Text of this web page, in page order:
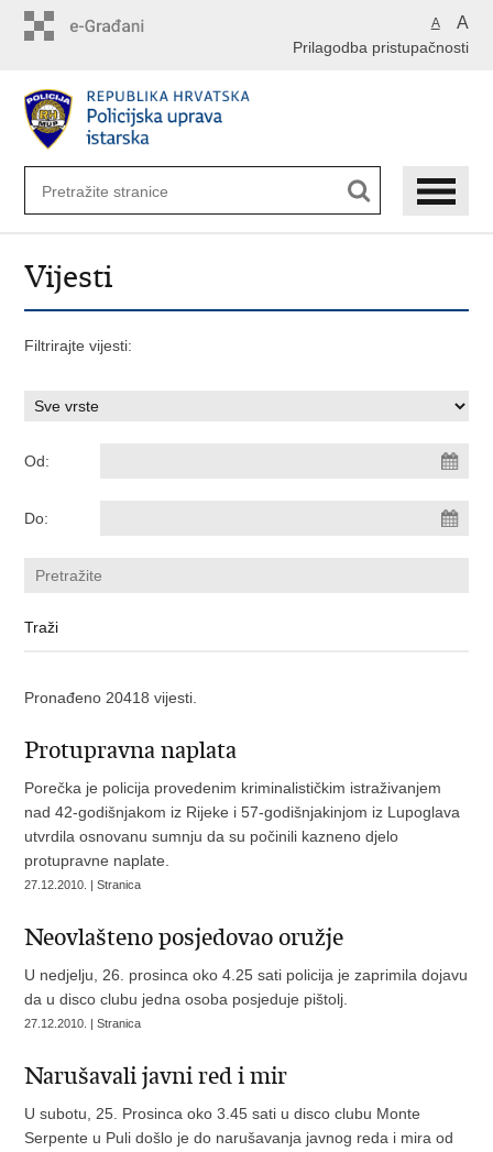
A A
Prilagodba pristupačnosti
Vijesti
Filtrirajte vijesti:
Od:
Do:
Pronađeno 20418 vijesti.
Protupravna naplata
Porečka je policija provedenim kriminalističkim istraživanjem
nad 42-godišnjakom iz Rijeke i 57-godišnjakinjom iz Lupoglava
utvrdila osnovanu sumnju da su počinili kazneno djelo
protupravne naplate.
27.12.2010. | Stranica
Neovlašteno posjedovao oružje
U nedjelju, 26. prosinca oko 4.25 sati policija je zaprimila dojavu
da u disco clubu jedna osoba posjeduje pištolj.
27.12.2010. | Stranica
Narušavali javni red i mir
U subotu, 25. Prosinca oko 3.45 sati u disco clubu Monte
Serpente u Puli došlo je do narušavanja javnog reda i mira od